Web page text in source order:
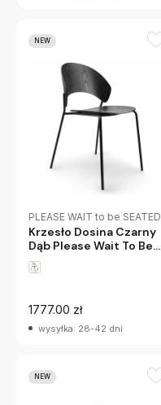
NEW
PLEASE WAIT to be SEATED
Krzesło Dosina Czarny
Dąb Please Wait To Be
Seated
1777.00 zł
wysyłka: 28-42 dni
NEW